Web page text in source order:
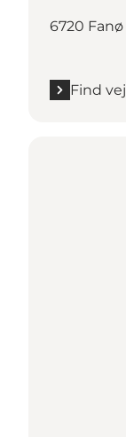
6720 Fanø
Find vej